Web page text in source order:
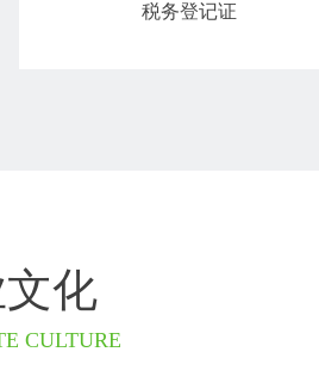
税务登记证
化
CULTURE